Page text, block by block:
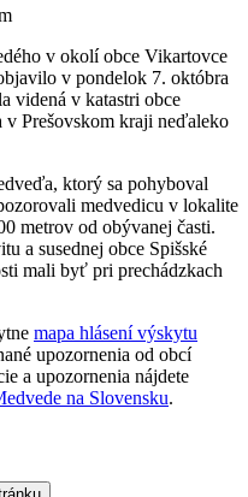
v okolí obce Vikartovce
v pondelok 7. októbra
videná v katastri obce
v Prešovskom kraji neďaleko
ktorý sa pohyboval
medvedicu v lokalite
metrov od obývanej časti.
a susednej obce Spišské
mali byť pri prechádzkach
mapa hlásení výskytu
upozornenia od obcí
a upozornenia nájdete
na Slovensku.